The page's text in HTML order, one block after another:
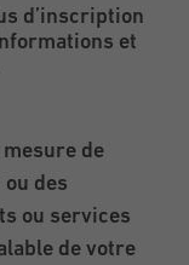
d’inscription
et
de
des
ou services
de votre